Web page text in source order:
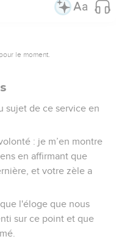
le moment.
sujet de ce service en
: je m’en montre
en affirmant que
et votre zèle a
l'éloge que nous
sur ce point et que